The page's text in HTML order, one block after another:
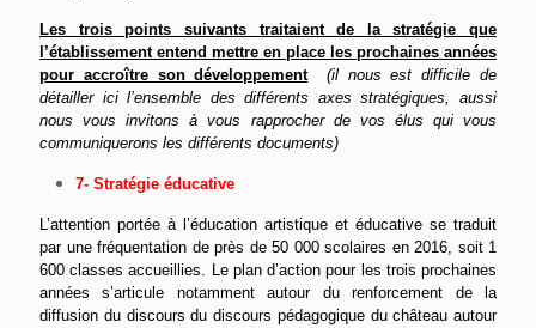
Les trois points suivants traitaient de la stratégie que
l’établissement entend mettre en place les prochaines années
pour accroître son développement
(il nous est difficile de
détailler ici l’ensemble des différents axes stratégiques, aussi
nous vous invitons à vous rapprocher de vos élus qui vous
communiquerons les différents documents)
7- Stratégie éducative
L’attention portée à l’éducation artistique et éducative se traduit
par une fréquentation de près de 50 000 scolaires en 2016, soit 1
600 classes accueillies. Le plan d’action pour les trois prochaines
années s’articule notamment autour du renforcement de la
diffusion du discours du discours pédagogique du château autour